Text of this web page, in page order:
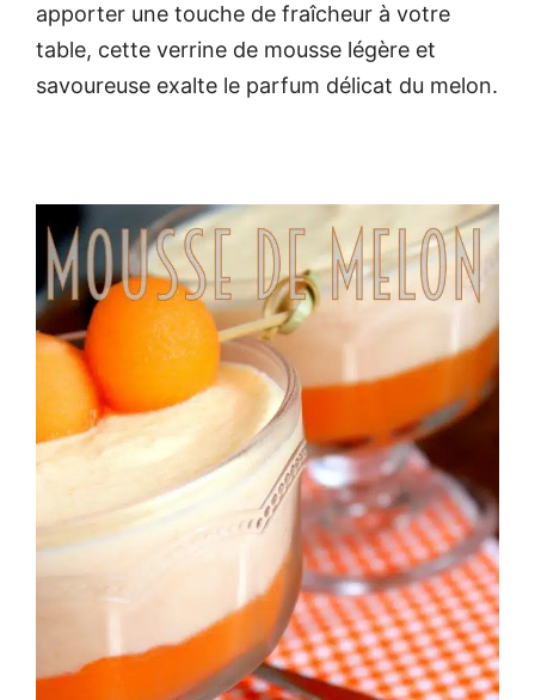
apporter une touche de fraîcheur à votre
table, cette verrine de mousse légère et
savoureuse exalte le parfum délicat du melon.